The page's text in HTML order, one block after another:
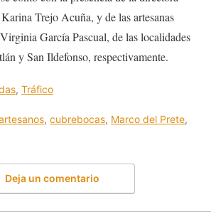
Trejo Acuña, y de las artesanas
García Pascual, de las localidades
y San Ildefonso, respectivamente.
, Tráfico
, cubrebocas, Marco del Prete,
Deja un comentario